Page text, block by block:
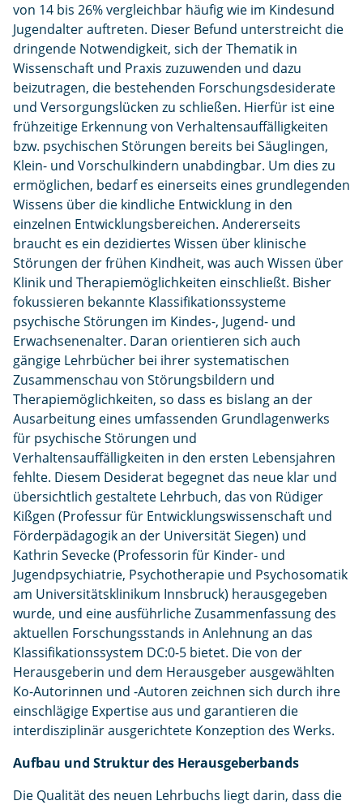
von 14 bis 26% vergleichbar häufig wie im Kindesund
Jugendalter auftreten. Dieser Befund unterstreicht die
dringende Notwendigkeit, sich der Thematik in
Wissenschaft und Praxis zuzuwenden und dazu
beizutragen, die bestehenden Forschungsdesiderate
und Versorgungslücken zu schließen. Hierfür ist eine
frühzeitige Erkennung von Verhaltensauffälligkeiten
bzw. psychischen Störungen bereits bei Säuglingen,
Klein- und Vorschulkindern unabdingbar. Um dies zu
ermöglichen, bedarf es einerseits eines grundlegenden
Wissens über die kindliche Entwicklung in den
einzelnen Entwicklungsbereichen. Andererseits
braucht es ein dezidiertes Wissen über klinische
Störungen der frühen Kindheit, was auch Wissen über
Klinik und Therapiemöglichkeiten einschließt. Bisher
fokussieren bekannte Klassifikationssysteme
psychische Störungen im Kindes-, Jugend- und
Erwachsenenalter. Daran orientieren sich auch
gängige Lehrbücher bei ihrer systematischen
Zusammenschau von Störungsbildern und
Therapiemöglichkeiten, so dass es bislang an der
Ausarbeitung eines umfassenden Grundlagenwerks
für psychische Störungen und
Verhaltensauffälligkeiten in den ersten Lebensjahren
fehlte. Diesem Desiderat begegnet das neue klar und
übersichtlich gestaltete Lehrbuch, das von Rüdiger
Kißgen (Professur für Entwicklungswissenschaft und
Förderpädagogik an der Universität Siegen) und
Kathrin Sevecke (Professorin für Kinder- und
Jugendpsychiatrie, Psychotherapie und Psychosomatik
am Universitätsklinikum Innsbruck) herausgegeben
wurde, und eine ausführliche Zusammenfassung des
aktuellen Forschungsstands in Anlehnung an das
Klassifikationssystem DC:0-5 bietet. Die von der
Herausgeberin und dem Herausgeber ausgewählten
Ko-Autorinnen und -Autoren zeichnen sich durch ihre
einschlägige Expertise aus und garantieren die
interdisziplinär ausgerichtete Konzeption des Werks.
Aufbau und Struktur des Herausgeberbands
Die Qualität des neuen Lehrbuchs liegt darin, dass die